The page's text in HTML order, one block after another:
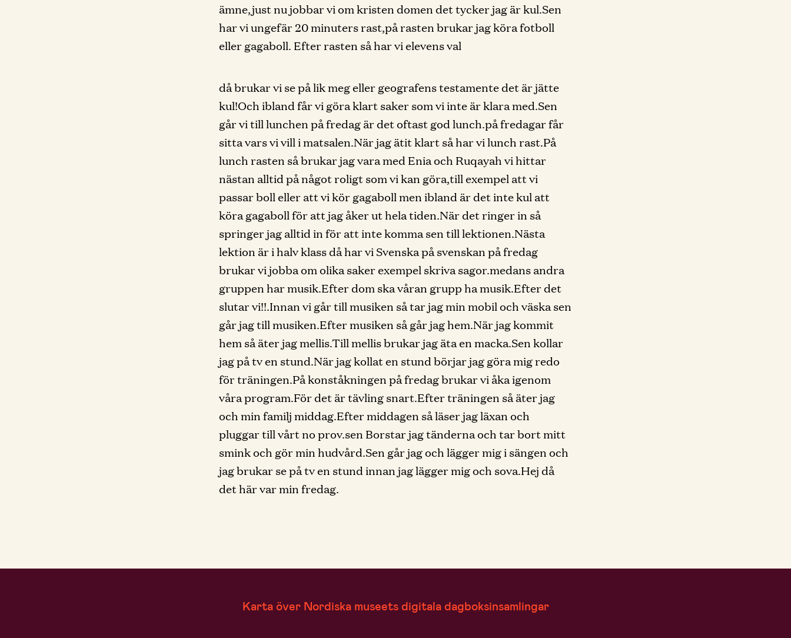
ämne,just nu jobbar vi om kristen domen det tycker jag är kul.Sen
har vi ungefär 20 minuters rast,på rasten brukar jag köra fotboll
eller gagaboll. Efter rasten så har vi elevens val
då brukar vi se på lik meg eller geografens testamente det är jätte
kul!Och ibland får vi göra klart saker som vi inte är klara med.Sen
går vi till lunchen på fredag är det oftast god lunch.på fredagar får
sitta vars vi vill i matsalen.När jag ätit klart så har vi lunch rast.På
lunch rasten så brukar jag vara med Enia och Ruqayah vi hittar
nästan alltid på något roligt som vi kan göra,till exempel att vi
passar boll eller att vi kör gagaboll men ibland är det inte kul att
köra gagaboll för att jag åker ut hela tiden.När det ringer in så
springer jag alltid in för att inte komma sen till lektionen.Nästa
lektion är i halv klass då har vi Svenska på svenskan på fredag
brukar vi jobba om olika saker exempel skriva sagor.medans andra
gruppen har musik.Efter dom ska våran grupp ha musik.Efter det
slutar vi!!.Innan vi går till musiken så tar jag min mobil och väska sen
går jag till musiken.Efter musiken så går jag hem.När jag kommit
hem så äter jag mellis.Till mellis brukar jag äta en macka.Sen kollar
jag på tv en stund.När jag kollat en stund börjar jag göra mig redo
för träningen.På konståkningen på fredag brukar vi åka igenom
våra program.För det är tävling snart.Efter träningen så äter jag
och min familj middag.Efter middagen så läser jag läxan och
pluggar till vårt no prov.sen Borstar jag tänderna och tar bort mitt
smink och gör min hudvård.Sen går jag och lägger mig i sängen och
jag brukar se på tv en stund innan jag lägger mig och sova.Hej då
det här var min fredag.
Karta över Nordiska museets digitala dagboksinsamlingar